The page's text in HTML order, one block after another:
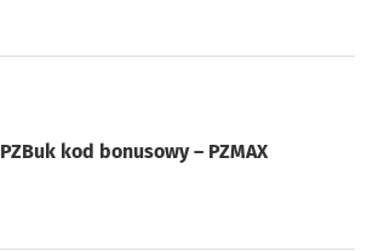
PZBuk kod bonusowy – PZMAX